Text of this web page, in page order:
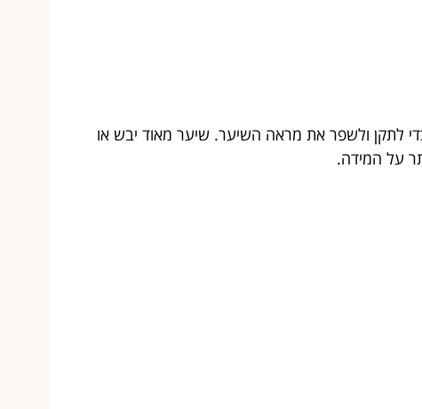
לתקן ולשפר את מראה השיער. שיער מאוד יבש או
על המידה.